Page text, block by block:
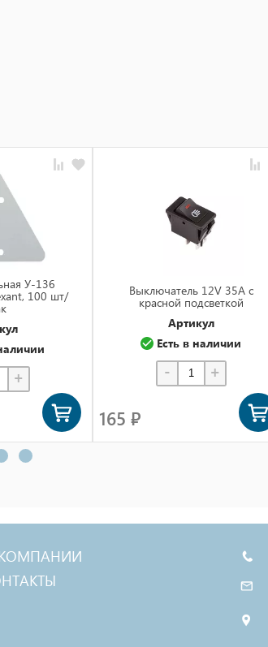
У-136
100 шт/
+
Выключатель 12V 35А c
красной подсветкой
Артикул
Есть в наличии
- +
165 ₽